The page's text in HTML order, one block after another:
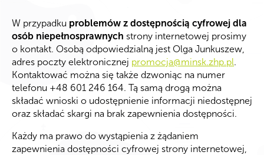
W przypadku problemów z dostępnością cyfrowej dla
osób niepełnosprawnych strony internetowej prosimy
o kontakt. Osobą odpowiedzialną jest Olga Junkuszew,
adres poczty elektronicznej promocja@minsk.zhp.pl.
Kontaktować można się także dzwoniąc na numer
telefonu +48 601 246 164. Tą samą drogą można
składać wnioski o udostępnienie informacji niedostępnej
oraz składać skargi na brak zapewnienia dostępności.
Każdy ma prawo do wystąpienia z żądaniem
zapewnienia dostępności cyfrowej strony internetowej,